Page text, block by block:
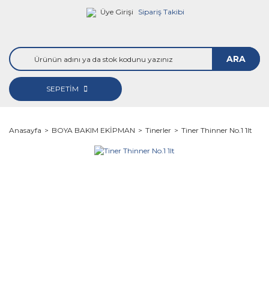
Üye Girişi Sipariş Takibi
ARA
SEPETİM
Anasayfa BOYA BAKIM EKİPMAN Tinerler Tiner Thinner No.1 1lt